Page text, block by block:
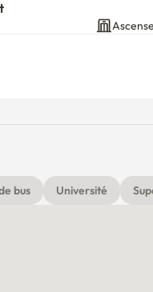
bus Université